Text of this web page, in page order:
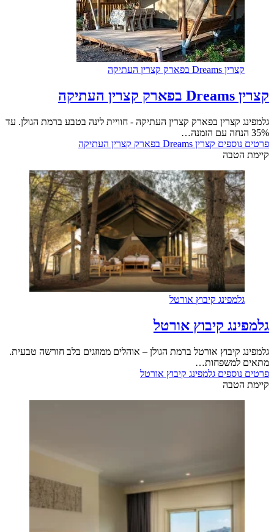
קצרין Dreams בפארק קצרין העתיקה
קצרין Dreams בפארק קצרין העתיקה
גלמפינג קצרין בפארק קצרין העתיקה - חוויית לינה בטבע ברמת הגולן. עד
35% הנחה עם הזמנה…
פרטים נוספים קצרין Dreams בפארק קצרין העתיקה
קיימת הטבה
גלמפינג קיבוץ אורטל
גלמפינג קיבוץ אורטל
גלמפינג קיבוץ אורטל ברמת הגולן – אוהלים ממוזגים בלב חורשה טבעית.
מתאים למשפחות…
פרטים נוספים גלמפינג קיבוץ אורטל
קיימת הטבה